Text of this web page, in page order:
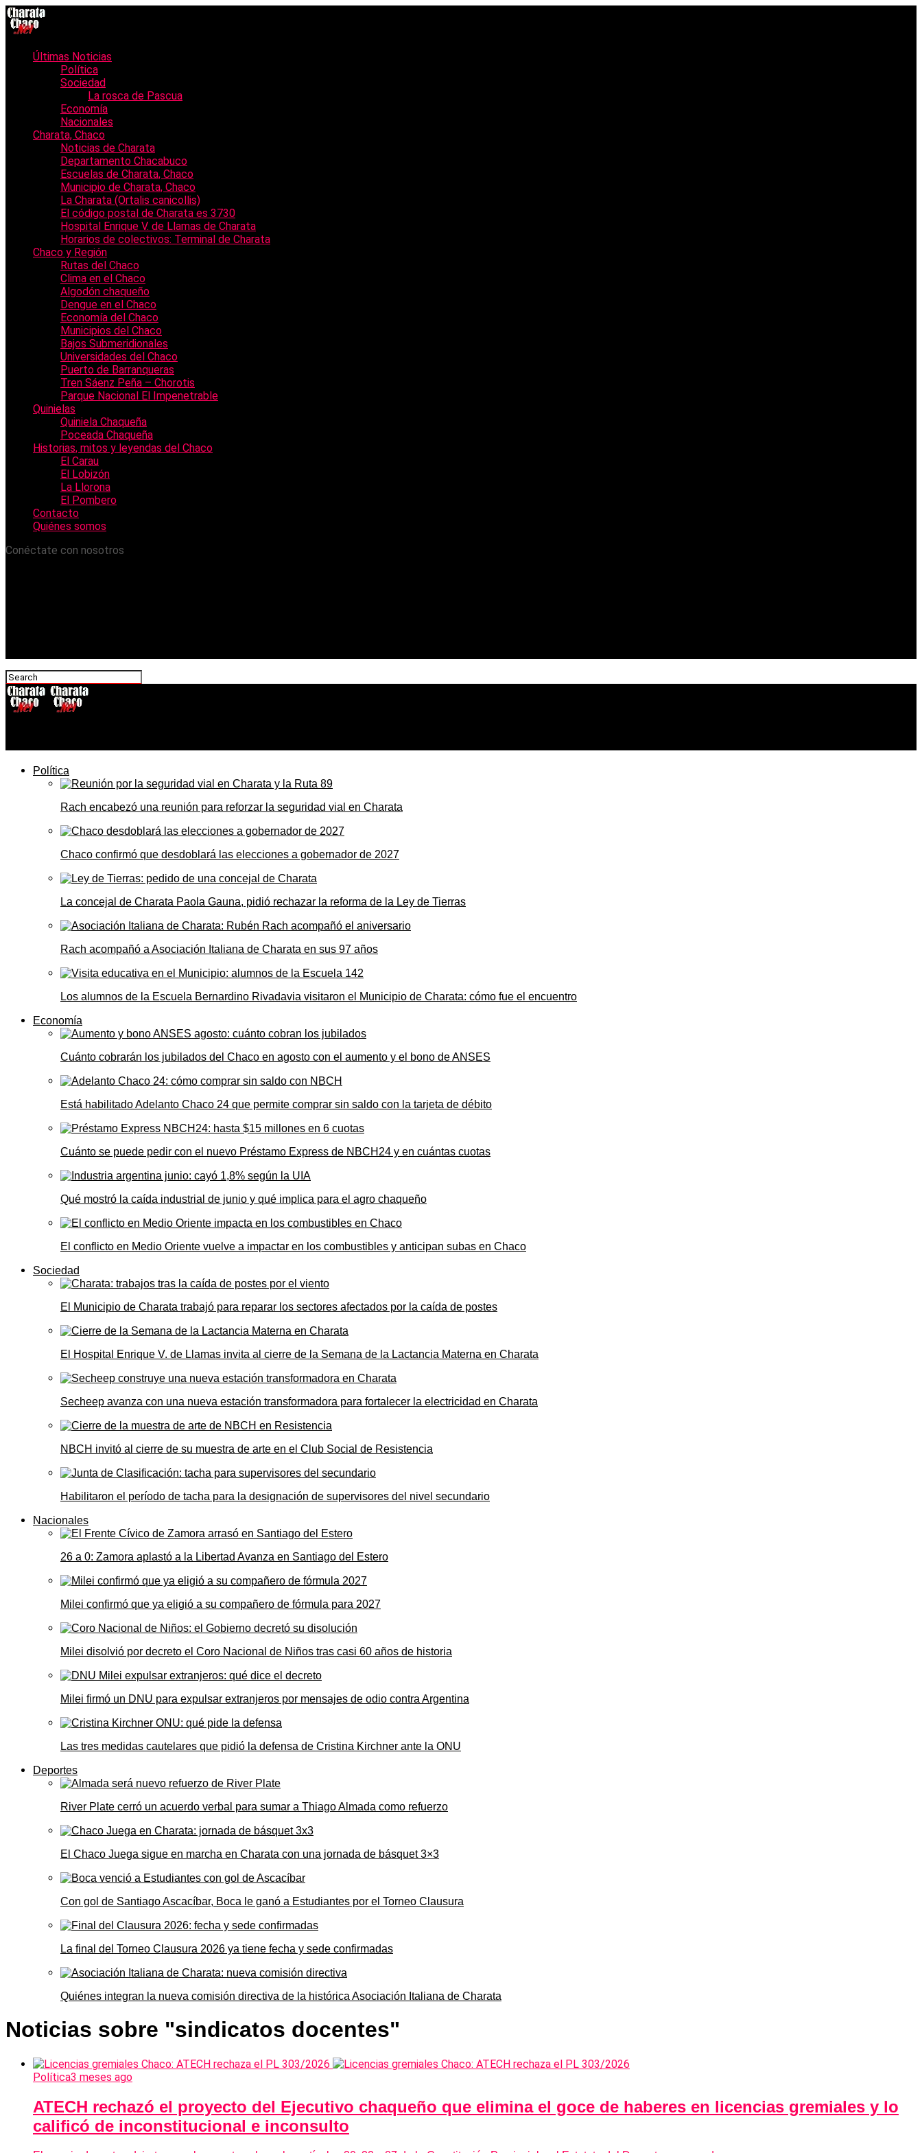
Últimas Noticias
Política
Sociedad
La rosca de Pascua
Economía
Nacionales
Charata, Chaco
Noticias de Charata
Departamento Chacabuco
Escuelas de Charata, Chaco
Municipio de Charata, Chaco
La Charata (Ortalis canicollis)
El código postal de Charata es 3730
Hospital Enrique V. de Llamas de Charata
Horarios de colectivos: Terminal de Charata
Chaco y Región
Rutas del Chaco
Clima en el Chaco
Algodón chaqueño
Dengue en el Chaco
Economía del Chaco
Municipios del Chaco
Bajos Submeridionales
Universidades del Chaco
Puerto de Barranqueras
Tren Sáenz Peña – Chorotis
Parque Nacional El Impenetrable
Quinielas
Quiniela Chaqueña
Poceada Chaqueña
Historias, mitos y leyendas del Chaco
El Carau
El Lobizón
La Llorona
El Pombero
Contacto
Quiénes somos
Conéctate con nosotros
Política
Rach encabezó una reunión para reforzar la seguridad vial en Charata
Chaco confirmó que desdoblará las elecciones a gobernador de 2027
La concejal de Charata Paola Gauna, pidió rechazar la reforma de la Ley de Tierras
Rach acompañó a Asociación Italiana de Charata en sus 97 años
Los alumnos de la Escuela Bernardino Rivadavia visitaron el Municipio de Charata: cómo fue el encuentro
Economía
Cuánto cobrarán los jubilados del Chaco en agosto con el aumento y el bono de ANSES
Está habilitado Adelanto Chaco 24 que permite comprar sin saldo con la tarjeta de débito
Cuánto se puede pedir con el nuevo Préstamo Express de NBCH24 y en cuántas cuotas
Qué mostró la caída industrial de junio y qué implica para el agro chaqueño
El conflicto en Medio Oriente vuelve a impactar en los combustibles y anticipan subas en Chaco
Sociedad
El Municipio de Charata trabajó para reparar los sectores afectados por la caída de postes
El Hospital Enrique V. de Llamas invita al cierre de la Semana de la Lactancia Materna en Charata
Secheep avanza con una nueva estación transformadora para fortalecer la electricidad en Charata
NBCH invitó al cierre de su muestra de arte en el Club Social de Resistencia
Habilitaron el período de tacha para la designación de supervisores del nivel secundario
Nacionales
26 a 0: Zamora aplastó a la Libertad Avanza en Santiago del Estero
Milei confirmó que ya eligió a su compañero de fórmula para 2027
Milei disolvió por decreto el Coro Nacional de Niños tras casi 60 años de historia
Milei firmó un DNU para expulsar extranjeros por mensajes de odio contra Argentina
Las tres medidas cautelares que pidió la defensa de Cristina Kirchner ante la ONU
Deportes
River Plate cerró un acuerdo verbal para sumar a Thiago Almada como refuerzo
El Chaco Juega sigue en marcha en Charata con una jornada de básquet 3×3
Con gol de Santiago Ascacíbar, Boca le ganó a Estudiantes por el Torneo Clausura
La final del Torneo Clausura 2026 ya tiene fecha y sede confirmadas
Quiénes integran la nueva comisión directiva de la histórica Asociación Italiana de Charata
Noticias sobre "sindicatos docentes"
Política3 meses ago
ATECH rechazó el proyecto del Ejecutivo chaqueño que elimina el goce de haberes en licencias gremiales y lo
calificó de inconstitucional e inconsulto